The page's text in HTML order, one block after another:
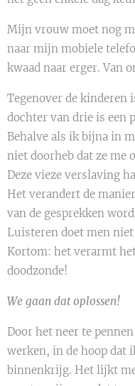
Mijn vrouw moet nog
naar mijn mobiele
kwaad naar erger. Van
Tegenover de kinderen
dochter van drie is een
Behalve als ik bijna in
niet doorheb dat ze me
Deze vieze verslaving
Het verandert de
van de gesprekken
Luisteren doet men
Kortom: het verarmt
doodzonde!
We gaan dat oplossen!
Door het neer te
werken, in de hoop dat
binnenkrijg. Het lijkt